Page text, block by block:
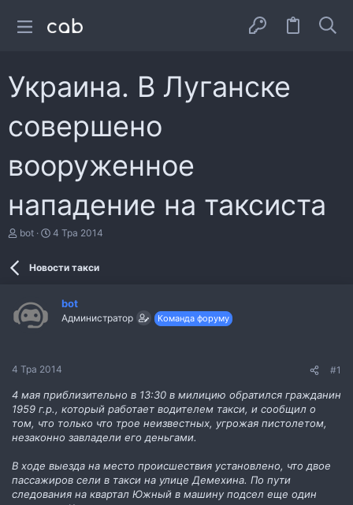
Украина. В Луганске
совершено
вооруженное
нападение на таксиста
А
е
м
bot
Д
а
н
4 Тра 2014
Новости такси
bot
Администратор Команда форуму
4 Тра 2014 #1
4 мая приблизительно в 13:30 в милицию обратился гражданин
1959 г.р., который работает водителем такси, и сообщил о
том, что только что трое неизвестных, угрожая пистолетом,
незаконно завладели его деньгами.
В ходе выезда на место происшествия установлено, что двое
пассажиров сели в такси на улице Демехина. По пути
следования на квартал Южный в машину подсел еще один